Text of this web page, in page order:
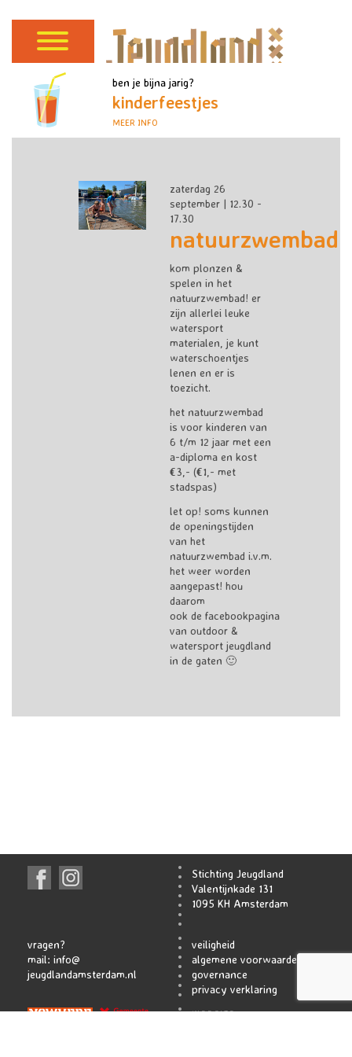
ben je bijna jarig?
kinderfeestjes
MEER INFO
zaterdag 26
september | 12.30 -
17.30
natuurzwembad
kom plonzen &
spelen in het
natuurzwembad! er
zijn allerlei leuke
watersport
materialen, je kunt
waterschoentjes
lenen en er is
toezicht.
het natuurzwembad
is voor kinderen van
6 t/m 12 jaar met een
a-diploma en kost
€3,- (€1,- met
stadspas)
let op! soms kunnen
de openingstijden
van het
natuurzwembad i.v.m.
het weer worden
aangepast! hou
daarom
ook de facebookpagina
van outdoor &
watersport jeugdland
in de gaten 🙂
Stichting Jeugdland
Valentijnkade 131
1095 KH Amsterdam
vragen?
mail: info@
jeugdlandamsterdam.nl
veiligheid
algemene voorwaarden
governance
privacy verklaring
WEBSITE